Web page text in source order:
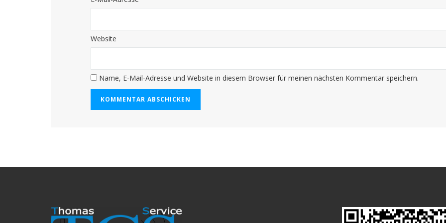
Website
Name, E-Mail-Adresse und Website in diesem Browser für meinen nächsten Kommentar speichern.